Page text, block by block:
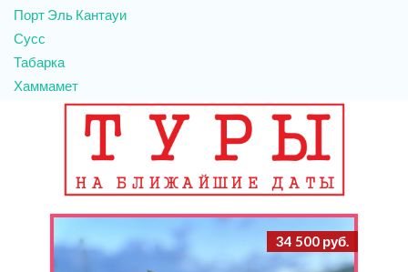
Порт Эль Кантауи
Сусс
Табарка
Хаммамет
34 500 руб.